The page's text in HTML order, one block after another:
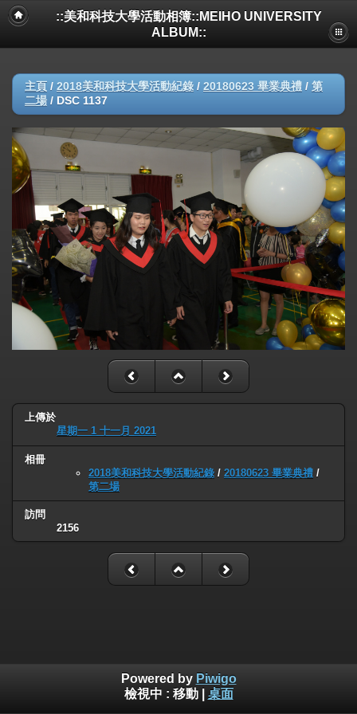
::美和科技大學活動相簿::MEIHO UNIVERSITY
ALBUM::
主頁 / 2018美和科技大學活動紀錄 / 20180623 畢業典禮 / 第
二場 / DSC 1137
上傳於
星期一 1 十一月 2021
相冊
2018美和科技大學活動紀錄 / 20180623 畢業典禮 /
第二場
訪問
2156
Powered by Piwigo
檢視中 : 移動| 桌面